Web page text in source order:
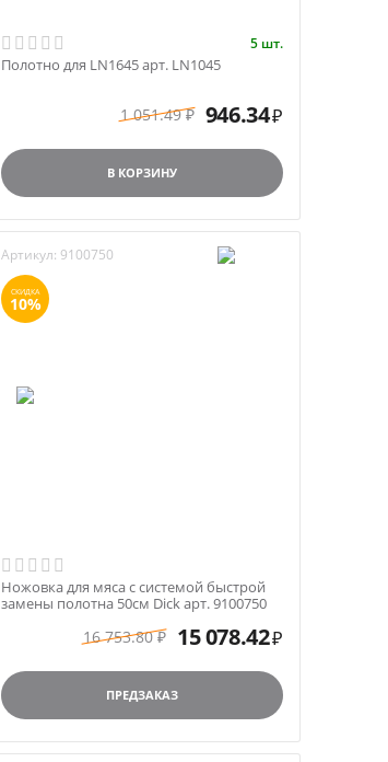
5 шт.
Полотно для LN1645 арт. LN1045
1 051.49 ₽ 946.34₽
В КОРЗИНУ
Артикул: 9100750
СКИДКА
10%
Ножовка для мяса с системой быстрой
замены полотна 50см Dick арт. 9100750
16 753.80 ₽ 15 078.42₽
ПРЕДЗАКАЗ